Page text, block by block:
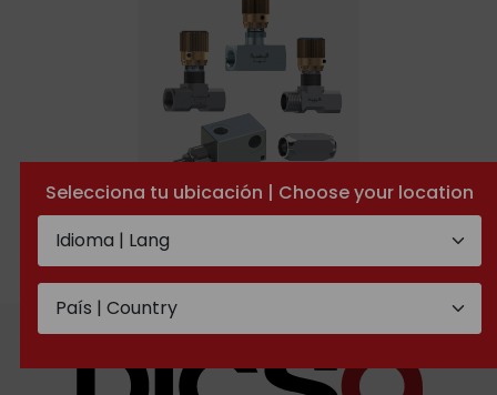
Selecciona tu ubicación | Choose your location
Hydraulic Components